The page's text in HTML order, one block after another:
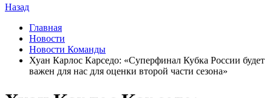
Назад
Главная
Новости
Новости Команды
Хуан Карлос Карседо: «Суперфинал Кубка России будет
важен для нас для оценки второй части сезона»